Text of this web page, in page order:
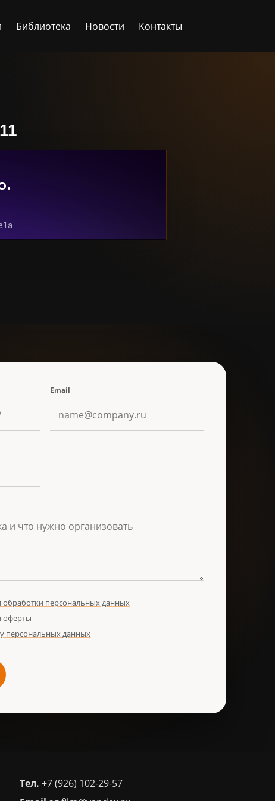
Библиотека Новости Контакты
Email
обработки персональных данных
оферты
персональных данных
Тел. +7 (926) 102-29-57